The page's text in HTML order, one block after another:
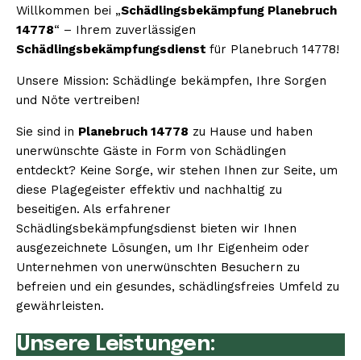
Willkommen bei „Schädlingsbekämpfung Planebruch
14778“ – Ihrem zuverlässigen
Schädlingsbekämpfungsdienst für Planebruch 14778!
Unsere Mission: Schädlinge bekämpfen, Ihre Sorgen
und Nöte vertreiben!
Sie sind in Planebruch 14778 zu Hause und haben
unerwünschte Gäste in Form von Schädlingen
entdeckt? Keine Sorge, wir stehen Ihnen zur Seite, um
diese Plagegeister effektiv und nachhaltig zu
beseitigen. Als erfahrener
Schädlingsbekämpfungsdienst bieten wir Ihnen
ausgezeichnete Lösungen, um Ihr Eigenheim oder
Unternehmen von unerwünschten Besuchern zu
befreien und ein gesundes, schädlingsfreies Umfeld zu
gewährleisten.
Unsere Leistungen: